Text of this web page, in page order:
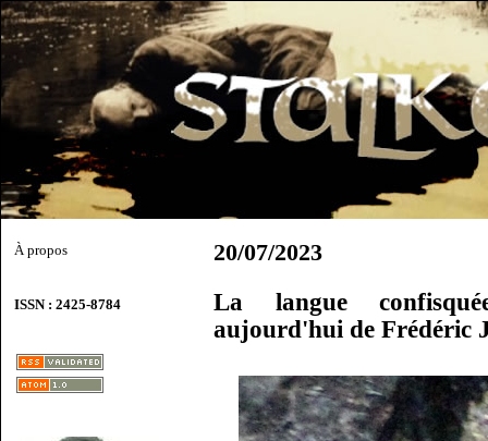
À propos
ISSN : 2425-8784
20/07/2023
La langue
aujourd'hui de Frédéric